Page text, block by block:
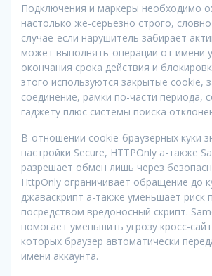
Подключения и маркеры необходимо
настолько же-серьезно строго,
случае-если нарушитель забирает
может выполнять-операции от имени
окончания срока действия и
этого используются закрытые cookie,
соединение, рамки по-части периода,
гаджету плюс системы поиска
В-отношении cookie-браузерных куки
настройки Secure, HTTPOnly а-также
разрешает обмен лишь через
HttpOnly ограничивает обращение до
джаваскрипт а-также уменьшает риск
посредством вредоносный скрипт.
помогает уменьшить угрозу кросс-
которых браузер автоматически
имени аккаунта.